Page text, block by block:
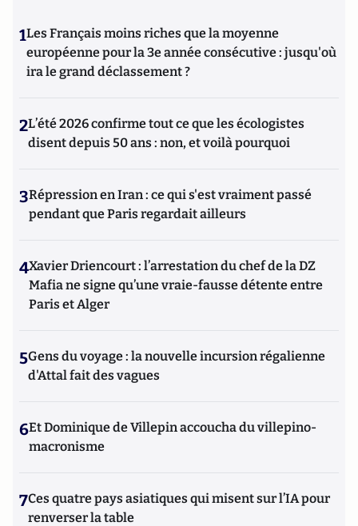
1Les Français moins riches que la moyenne
européenne pour la 3e année consécutive : jusqu'où
ira le grand déclassement ?
2L’été 2026 confirme tout ce que les écologistes
disent depuis 50 ans : non, et voilà pourquoi
3Répression en Iran : ce qui s'est vraiment passé
pendant que Paris regardait ailleurs
4Xavier Driencourt : l’arrestation du chef de la DZ
Mafia ne signe qu’une vraie-fausse détente entre
Paris et Alger
5Gens du voyage : la nouvelle incursion régalienne
d'Attal fait des vagues
6Et Dominique de Villepin accoucha du villepino-
macronisme
7Ces quatre pays asiatiques qui misent sur l’IA pour
renverser la table